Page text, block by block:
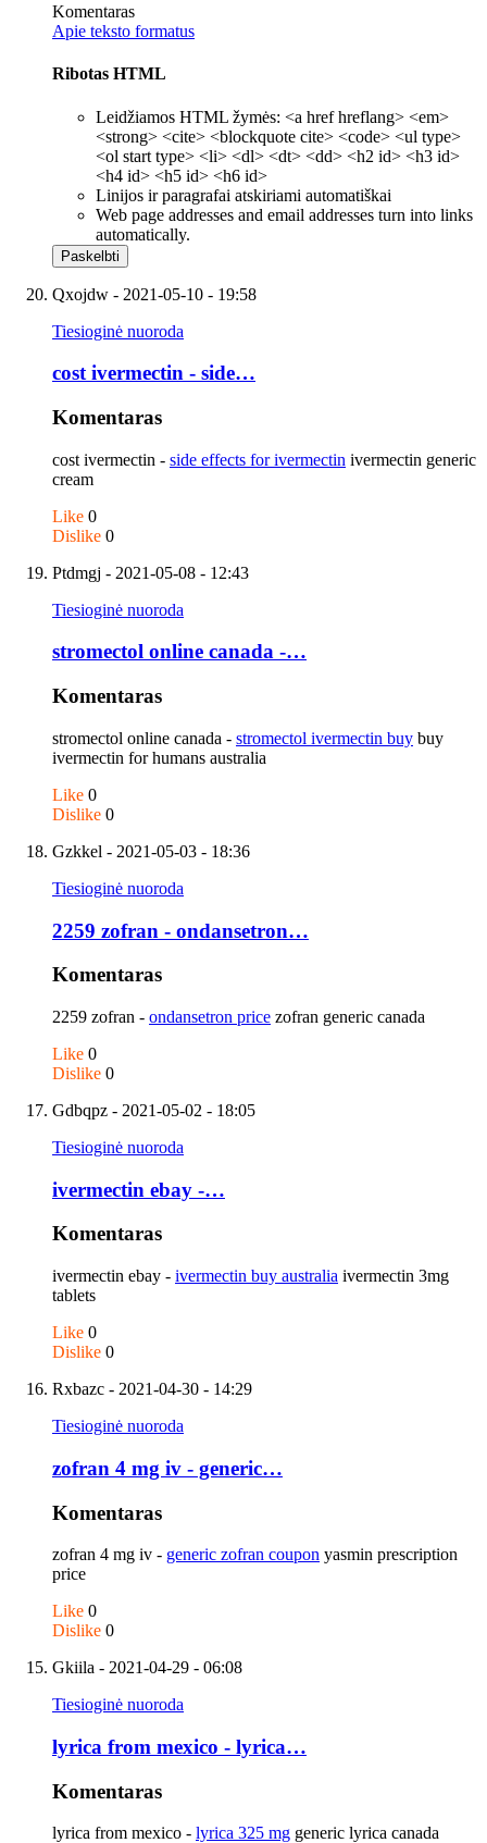
Komentaras
Apie teksto formatus
Ribotas HTML
Leidžiamos HTML žymės: <a href hreflang> <em>
<strong> <cite> <blockquote cite> <code> <ul type>
<ol start type> <li> <dl> <dt> <dd> <h2 id> <h3 id>
<h4 id> <h5 id> <h6 id>
Linijos ir paragrafai atskiriami automatiškai
Web page addresses and email addresses turn into links
automatically.
Qxojdw - 2021-05-10 - 19:58
Tiesioginė nuoroda
cost ivermectin - side…
Komentaras
cost ivermectin - side effects for ivermectin ivermectin generic
cream
Like 0
Dislike 0
Ptdmgj - 2021-05-08 - 12:43
Tiesioginė nuoroda
stromectol online canada -…
Komentaras
stromectol online canada - stromectol ivermectin buy buy
ivermectin for humans australia
Like 0
Dislike 0
Gzkkel - 2021-05-03 - 18:36
Tiesioginė nuoroda
2259 zofran - ondansetron…
Komentaras
2259 zofran - ondansetron price zofran generic canada
Like 0
Dislike 0
Gdbqpz - 2021-05-02 - 18:05
Tiesioginė nuoroda
ivermectin ebay -…
Komentaras
ivermectin ebay - ivermectin buy australia ivermectin 3mg
tablets
Like 0
Dislike 0
Rxbazc - 2021-04-30 - 14:29
Tiesioginė nuoroda
zofran 4 mg iv - generic…
Komentaras
zofran 4 mg iv - generic zofran coupon yasmin prescription
price
Like 0
Dislike 0
Gkiila - 2021-04-29 - 06:08
Tiesioginė nuoroda
lyrica from mexico - lyrica…
Komentaras
lyrica from mexico - lyrica 325 mg generic lyrica canada